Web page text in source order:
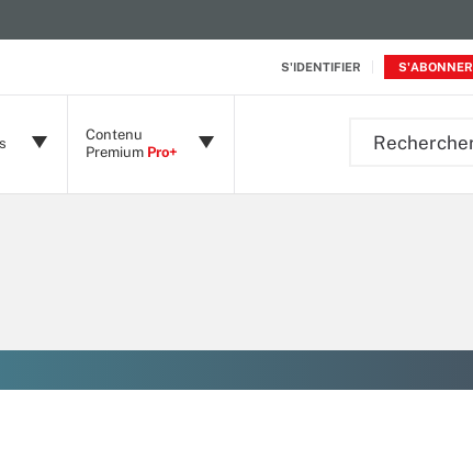
S'IDENTIFIER S'ABONNER
Contenu
Premium Pro+